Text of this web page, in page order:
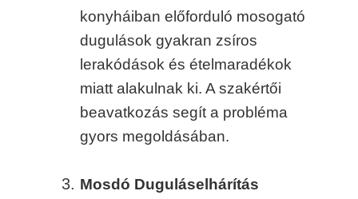
konyháiban előforduló mosogató
dugulások gyakran zsíros
lerakódások és ételmaradékok
miatt alakulnak ki. A szakértői
beavatkozás segít a probléma
gyors megoldásában.
Mosdó Duguláselhárítás